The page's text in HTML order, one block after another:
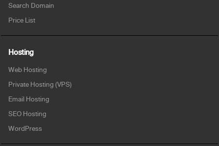
Search Domain
Price List
Hosting
Web Hosting
Private Hosting (VPS)
Email Hosting
SEO Hosting
WordPress